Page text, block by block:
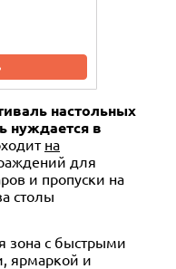
настольных
нуждается в
на
для
и пропуски на
столы
зона с быстрыми
ярмаркой и